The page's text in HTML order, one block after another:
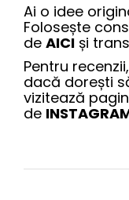
Ai o idee
Folosește
de AICI și
Pentru
dacă dorești
vizitează
de